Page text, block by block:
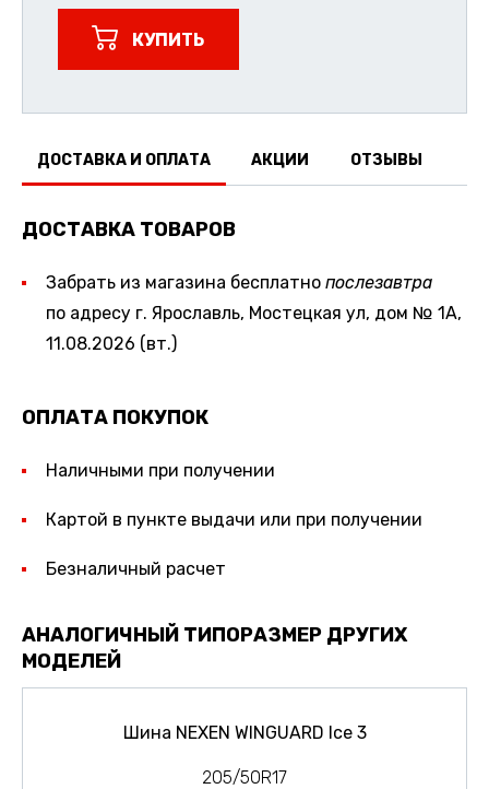
КУПИТЬ
ДОСТАВКА И ОПЛАТА АКЦИИ ОТЗЫВЫ
ДОСТАВКА ТОВАРОВ
Забрать из магазина бесплатно послезавтра
по адресу г. Ярославль, Мостецкая ул, дом № 1А,
11.08.2026 (вт.)
ОПЛАТА ПОКУПОК
Наличными при получении
Картой в пункте выдачи или при получении
Безналичный расчет
АНАЛОГИЧНЫЙ ТИПОРАЗМЕР ДРУГИХ
МОДЕЛЕЙ
Шина NEXEN WINGUARD Ice 3
205/50R17